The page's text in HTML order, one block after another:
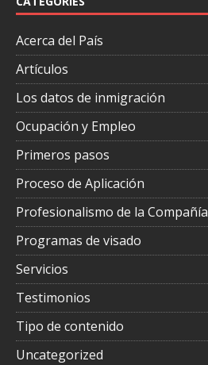
Acerca del País
Artículos
Los datos de inmigración
Ocupación y Empleo
Primeros pasos
Proceso de Aplicación
Profesionalismo de la Compañía
Programas de visado
Servicios
Testimonios
Tipo de contenido
Uncategorized